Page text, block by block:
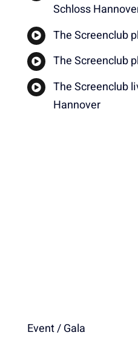
Schloss
The Screenclub
The Screenclub
The Screenclub
Hannover
Event / Gala